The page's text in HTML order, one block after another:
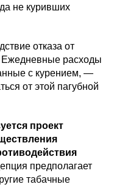
не куривших
отказа от
расходы
с курением, —
от этой пагубной
проект
предполагает
табачные